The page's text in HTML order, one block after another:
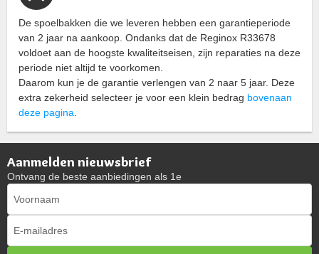
De spoelbakken die we leveren hebben een garantieperiode
van 2 jaar na aankoop. Ondanks dat de Reginox R33678
voldoet aan de hoogste kwaliteitseisen, zijn reparaties na deze
periode niet altijd te voorkomen.
Daarom kun je de garantie verlengen van 2 naar 5 jaar. Deze
extra zekerheid selecteer je voor een klein bedrag bovenaan
deze pagina
Aanmelden nieuwsbrief
Ontvang de beste aanbiedingen als 1e